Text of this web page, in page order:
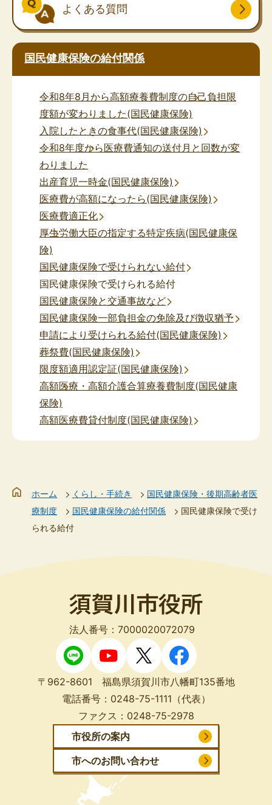
よくある質問
国民健康保険の給付関係
令和8年8月から高額療養費制度の自己負担限
度額が変わりました(国民健康保険)
入院したときの食事代(国民健康保険)
令和8年度から医療費通知の送付月と回数が変
わりました
出産育児一時金(国民健康保険)
医療費が高額になったら(国民健康保険)
医療費適正化
厚生労働大臣の指定する特定疾病(国民健康保
険)
国民健康保険で受けられない給付
国民健康保険で受けられる給付
国民健康保険と交通事故など
国民健康保険一部負担金の免除及び徴収猶予
申請により受けられる給付(国民健康保険)
葬祭費(国民健康保険)
限度額適用認定証(国民健康保険)
高額医療・高額介護合算療養費制度(国民健康
保険)
高額医療費貸付制度(国民健康保険)
ホーム くらし・手続き
国民健康保険・後期高齢者医
療制度
国民健康保険の給付関係
国民健康保険で受け
られる給付
法人番号：7000020072079
〒962-8601 福島県須賀川市八幡町135番地
電話番号： 0248-75-1111 （代表）
ファクス： 0248-75-2978
市役所の案内
市へのお問い合わせ